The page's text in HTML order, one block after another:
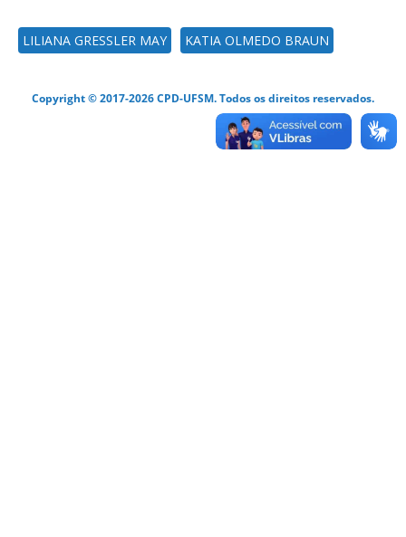
LILIANA GRESSLER MAY KATIA OLMEDO BRAUN
Copyright © 2017-2026 CPD-UFSM. Todos os direitos reservados.